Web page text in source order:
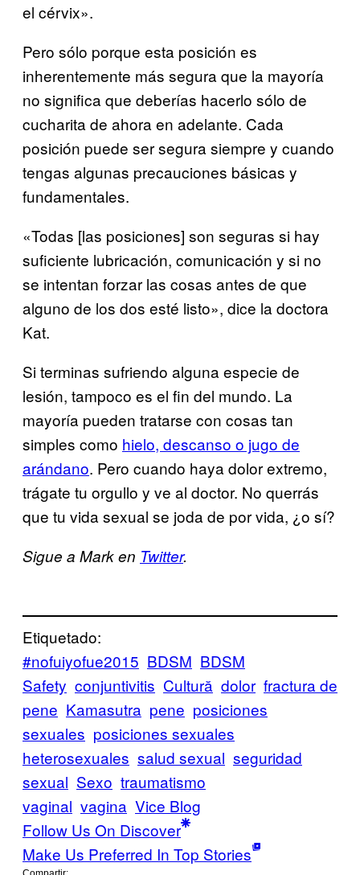
el cérvix».
Pero sólo porque esta posición es
inherentemente más segura que la mayoría
no significa que deberías hacerlo sólo de
cucharita de ahora en adelante. Cada
posición puede ser segura siempre y cuando
tengas algunas precauciones básicas y
fundamentales.
«Todas [las posiciones] son seguras si hay
suficiente lubricación, comunicación y si no
se intentan forzar las cosas antes de que
alguno de los dos esté listo», dice la doctora
Kat.
Si terminas sufriendo alguna especie de
lesión, tampoco es el fin del mundo. La
mayoría pueden tratarse con cosas tan
simples como hielo, descanso o jugo de
arándano. Pero cuando haya dolor extremo,
trágate tu orgullo y ve al doctor. No querrás
que tu vida sexual se joda de por vida, ¿o sí?
Sigue a Mark en Twitter.
Etiquetado:
#nofuiyofue2015 BDSM BDSM
Safety conjuntivitis Cultură dolor fractura de
pene Kamasutra pene posiciones
sexuales posiciones sexuales
heterosexuales salud sexual seguridad
sexual Sexo traumatismo
vaginal vagina Vice Blog
Follow Us On Discover
Make Us Preferred In Top Stories